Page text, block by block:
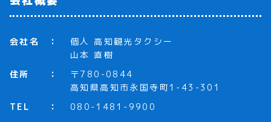
会社名
個人 高知観光タクシー
山本 直樹
住所
〒780-0844
高知県高知市永国寺町1-43-301
TEL
080-1481-9900